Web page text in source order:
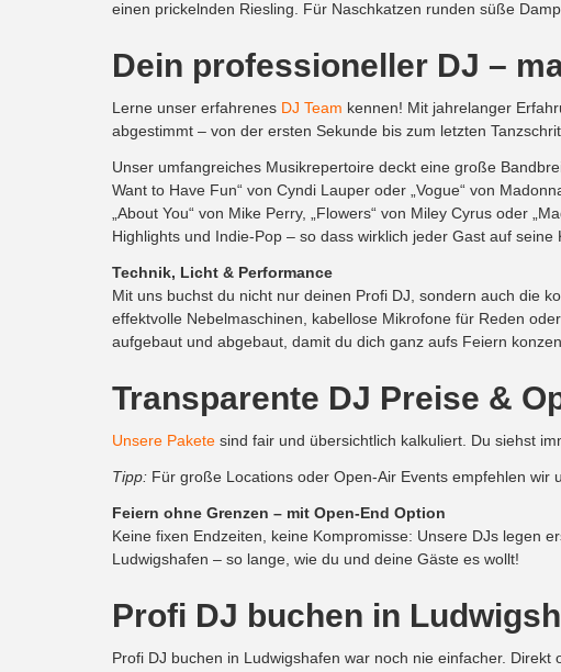
einen prickelnden Riesling. Für Naschkatzen runden süße
Dein professioneller DJ –
Lerne unser erfahrenes DJ Team kennen! Mit jahrelanger
abgestimmt – von der ersten Sekunde bis zum letzten
Unser umfangreiches Musikrepertoire deckt eine große
Want to Have Fun“ von Cyndi Lauper oder „Vogue“ von
„About You“ von Mike Perry, „Flowers“ von Miley Cyrus oder
Highlights und Indie-Pop – so dass wirklich jeder Gast auf seine
Technik, Licht & Performance
Mit uns buchst du nicht nur deinen Profi DJ, sondern auch die
effektvolle Nebelmaschinen, kabellose Mikrofone für Reden
aufgebaut und abgebaut, damit du dich ganz aufs Feiern
Transparente DJ Preise &
Unsere Pakete sind fair und übersichtlich kalkuliert. Du siehst
Tipp: Für große Locations oder Open-Air Events empfehlen wir
Feiern ohne Grenzen – mit Open-End Option
Keine fixen Endzeiten, keine Kompromisse: Unsere DJs legen
Ludwigshafen – so lange, wie du und deine Gäste es wollt!
Profi DJ buchen in
Profi DJ buchen in Ludwigshafen war noch nie einfacher.